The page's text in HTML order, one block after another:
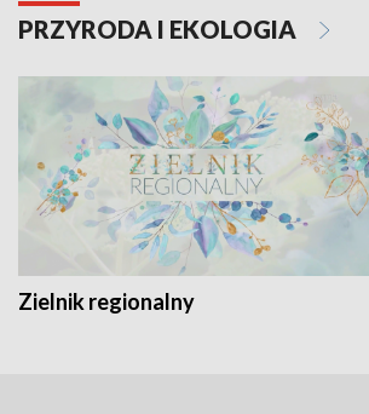
PRZYRODA I EKOLOGIA
Zielnik regionalny